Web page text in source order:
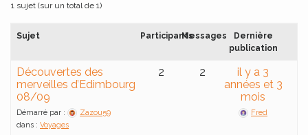
1 sujet (sur un total de 1)
Sujet ParticipantsMessages
Dernière
publication
Découvertes des
merveilles d’Edimbourg
08/09
Démarré par :
Zazou59
dans : Voyages
2 2
il y a 3
années et 3
mois
Fred